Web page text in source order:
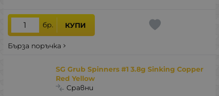
бр. КУПИ
Бърза поръчка
SG Grub Spinners #1 3.8g Sinking Copper
Red Yellow
Сравни